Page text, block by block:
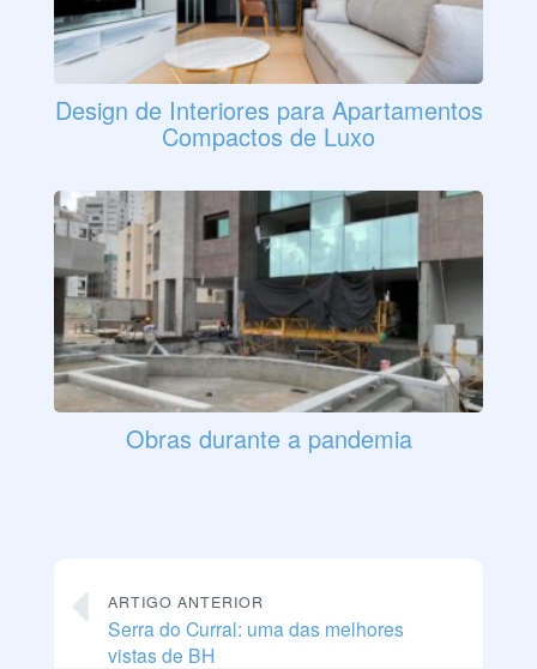
Design de Interiores para Apartamentos
Compactos de Luxo
Obras durante a pandemia
ARTIGO ANTERIOR
Serra do Curral: uma das melhores
vistas de BH